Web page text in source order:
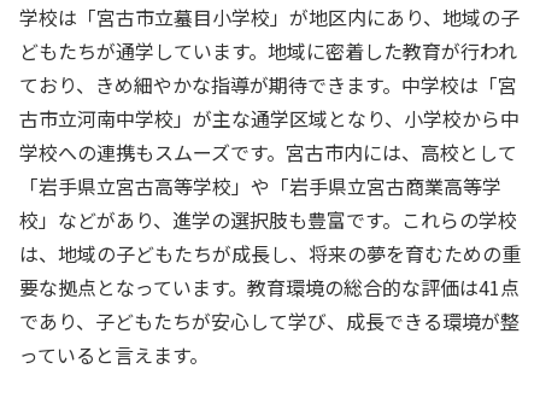
学校は「宮古市立蟇目小学校」が地区内にあり、地域の子
どもたちが通学しています。地域に密着した教育が行われ
ており、きめ細やかな指導が期待できます。中学校は「宮
古市立河南中学校」が主な通学区域となり、小学校から中
学校への連携もスムーズです。宮古市内には、高校として
「岩手県立宮古高等学校」や「岩手県立宮古商業高等学
校」などがあり、進学の選択肢も豊富です。これらの学校
は、地域の子どもたちが成長し、将来の夢を育むための重
要な拠点となっています。教育環境の総合的な評価は41点
であり、子どもたちが安心して学び、成長できる環境が整
っていると言えます。